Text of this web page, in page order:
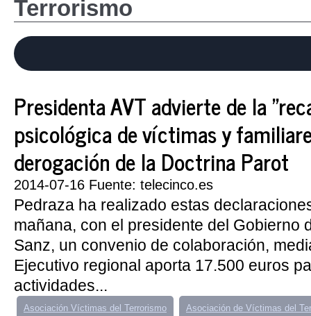
Terrorismo
Presidenta AVT advierte de la
psicológica de víctimas y
derogación de la Doctrina Parot
2014-07-16 Fuente: telecinco.es
Pedraza ha realizado estas
mañana, con el presidente del Gobierno
Sanz, un convenio de colaboración,
Ejecutivo regional aporta 17.500 euros
actividades...
Asociación Víctimas del Terrorismo Asociación de Víctimas del